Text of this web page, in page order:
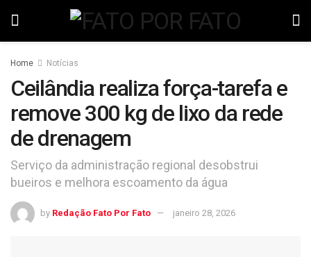
Home Notícias
Ceilândia realiza força-tarefa e
remove 300 kg de lixo da rede
de drenagem
Serviço da administração regional desobstrui
bueiros e melhora escoamento da água
by Redação Fato Por Fato janeiro 28, 2026